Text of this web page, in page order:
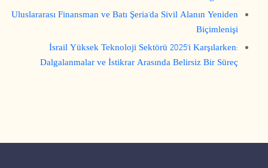
Uluslararası Finansman ve Batı Şeria’da Sivil Alanın Yeniden
Biçimlenişi
İsrail Yüksek Teknoloji Sektörü 2025’i Karşılarken:
Dalgalanmalar ve İstikrar Arasında Belirsiz Bir Süreç